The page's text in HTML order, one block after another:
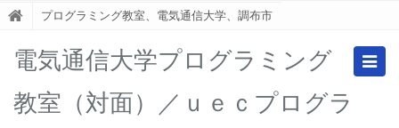
プログラミング教室、電気通信大学、調布市
電気通信大学プログラミング
教室（対面）／ｕｅｃプログラ